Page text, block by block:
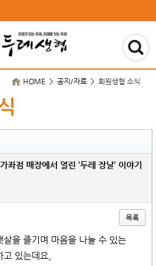
HOME > 공지/자료 > 회원생협 소식
좌점 매장에서 열린 ‘두레 장날’ 이야기
목록
을 즐기며 마음을 나눌 수 있는
있는데요,